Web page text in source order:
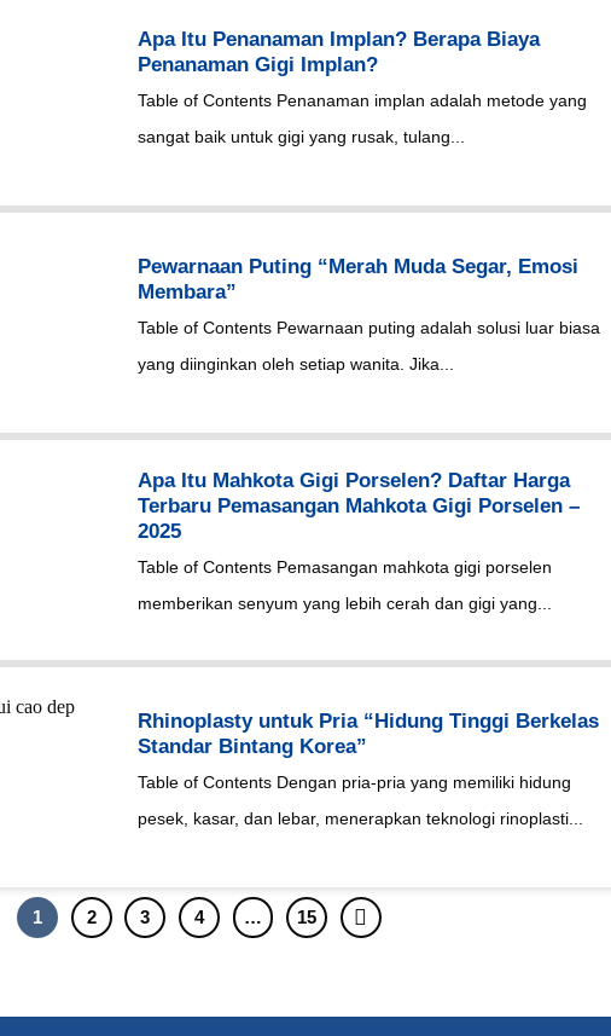
Apa Itu Penanaman Implan? Berapa Biaya
Penanaman Gigi Implan?
Table of Contents Penanaman implan adalah metode yang
sangat baik untuk gigi yang rusak, tulang...
Pewarnaan Puting “Merah Muda Segar, Emosi
Membara”
Table of Contents Pewarnaan puting adalah solusi luar biasa
yang diinginkan oleh setiap wanita. Jika...
Apa Itu Mahkota Gigi Porselen? Daftar Harga
Terbaru Pemasangan Mahkota Gigi Porselen –
2025
Table of Contents Pemasangan mahkota gigi porselen
memberikan senyum yang lebih cerah dan gigi yang...
Rhinoplasty untuk Pria “Hidung Tinggi Berkelas
Standar Bintang Korea”
Table of Contents Dengan pria-pria yang memiliki hidung
pesek, kasar, dan lebar, menerapkan teknologi rinoplasti...
1 2 3 4 … 15